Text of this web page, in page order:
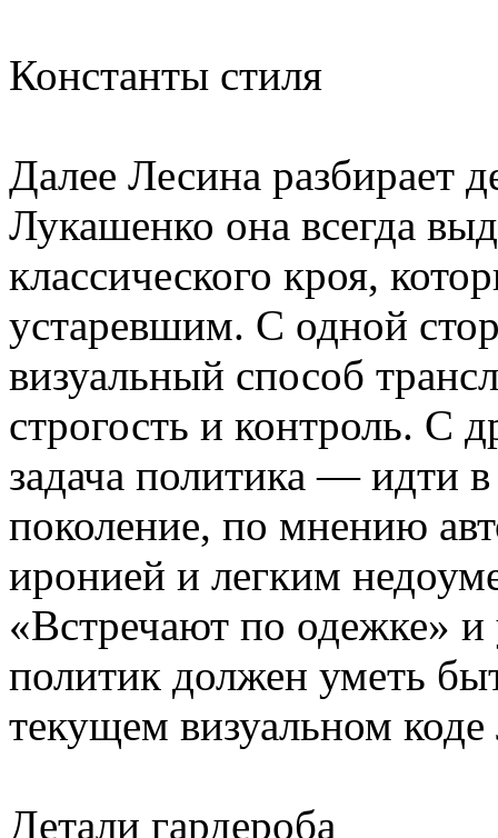
Константы стиля
Далее Лесина разбирает
Лукашенко она всегда
классического кроя,
устаревшим. С одной
визуальный способ
строгость и контроль. С
задача политика — идти
поколение, по мнению
иронией и легким
«Встречают по одежке»
политик должен уметь
текущем визуальном
Детали гардероба